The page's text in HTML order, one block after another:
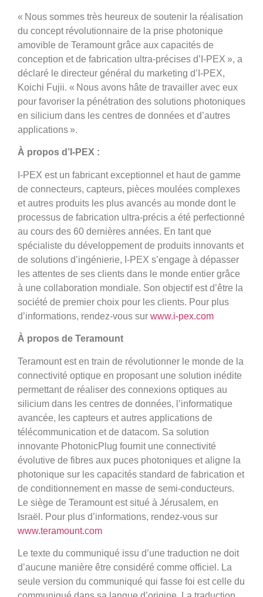
« Nous sommes très heureux de soutenir la réalisation
du concept révolutionnaire de la prise photonique
amovible de Teramount grâce aux capacités de
conception et de fabrication ultra-précises d’I-PEX », a
déclaré le directeur général du marketing d’I-PEX,
Koichi Fujii. « Nous avons hâte de travailler avec eux
pour favoriser la pénétration des solutions photoniques
en silicium dans les centres de données et d’autres
applications ».
À propos d’I-PEX :
I-PEX est un fabricant exceptionnel et haut de gamme
de connecteurs, capteurs, pièces moulées complexes
et autres produits les plus avancés au monde dont le
processus de fabrication ultra-précis a été perfectionné
au cours des 60 dernières années. En tant que
spécialiste du développement de produits innovants et
de solutions d’ingénierie, I-PEX s’engage à dépasser
les attentes de ses clients dans le monde entier grâce
à une collaboration mondiale. Son objectif est d’être la
société de premier choix pour les clients. Pour plus
d’informations, rendez-vous sur www.i-pex.com
À propos de Teramount
Teramount est en train de révolutionner le monde de la
connectivité optique en proposant une solution inédite
permettant de réaliser des connexions optiques au
silicium dans les centres de données, l’informatique
avancée, les capteurs et autres applications de
télécommunication et de datacom. Sa solution
innovante PhotonicPlug fournit une connectivité
évolutive de fibres aux puces photoniques et aligne la
photonique sur les capacités standard de fabrication et
de conditionnement en masse de semi-conducteurs.
Le siège de Teramount est situé à Jérusalem, en
Israël. Pour plus d’informations, rendez-vous sur
www.teramount.com
Le texte du communiqué issu d’une traduction ne doit
d’aucune manière être considéré comme officiel. La
seule version du communiqué qui fasse foi est celle du